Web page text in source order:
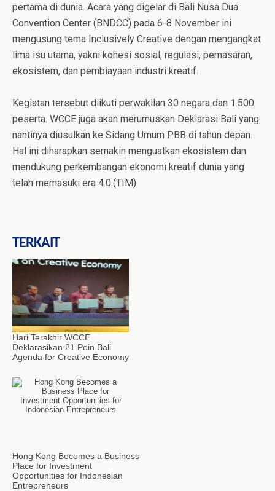
pertama di dunia. Acara yang digelar di Bali Nusa Dua
Convention Center (BNDCC) pada 6-8 November ini
mengusung tema Inclusively Creative dengan mengangkat
lima isu utama, yakni kohesi sosial, regulasi, pemasaran,
ekosistem, dan pembiayaan industri kreatif.
Kegiatan tersebut diikuti perwakilan 30 negara dan 1.500
peserta. WCCE juga akan merumuskan Deklarasi Bali yang
nantinya diusulkan ke Sidang Umum PBB di tahun depan.
Hal ini diharapkan semakin menguatkan ekosistem dan
mendukung perkembangan ekonomi kreatif dunia yang
telah memasuki era 4.0.(TIM).
TERKAIT
Hari Terakhir WCCE
Deklarasikan 21 Poin Bali
Agenda for Creative Economy
Hong Kong Becomes a Business
Place for Investment
Opportunities for Indonesian
Entrepreneurs